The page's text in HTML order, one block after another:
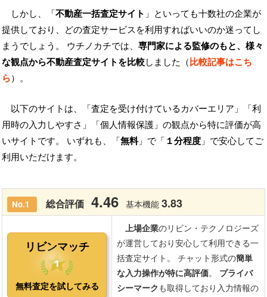
しかし、「不動産一括査定サイト 」といっても十数社の企業が
提供しており、どの査定サービスを利用すればいいのか迷ってし
まうでしょう。 ウチノカチでは、 専門家による監修のもと、様々
な観点から不動産査定サイトを比較しました（比較記事はこち
ら）。
以下のサイトは、「査定を受け付けているカバーエリア」「利
用時の入力しやすさ」「個人情報保護」の観点から特に評価が高
いサイトです。 いずれも、「無料」で「 １分程度 」で安心してご
利用いただけます。